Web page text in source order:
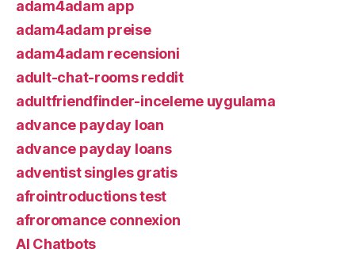
adam4adam app
adam4adam preise
adam4adam recensioni
adult-chat-rooms reddit
adultfriendfinder-inceleme uygulama
advance payday loan
advance payday loans
adventist singles gratis
afrointroductions test
afroromance connexion
AI Chatbots